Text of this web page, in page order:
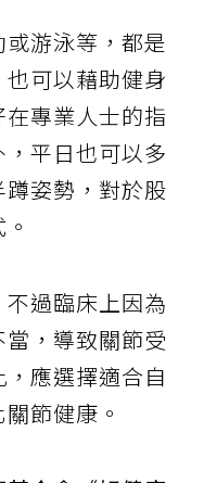
游泳等，都是
可以藉助健身
專業人士的指
平日也可以多
蹲姿勢，對於股
過臨床上因為
，導致關節受
應選擇適合自
節健康。